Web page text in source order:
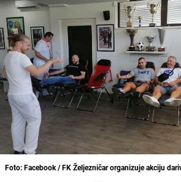
Foto: Facebook / FK Željezničar organizuje akciju